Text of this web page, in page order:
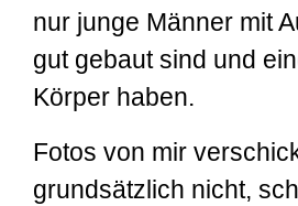
nur junge Männer mit
gut gebaut sind und
Körper haben.
Fotos von mir
grundsätzlich nicht,